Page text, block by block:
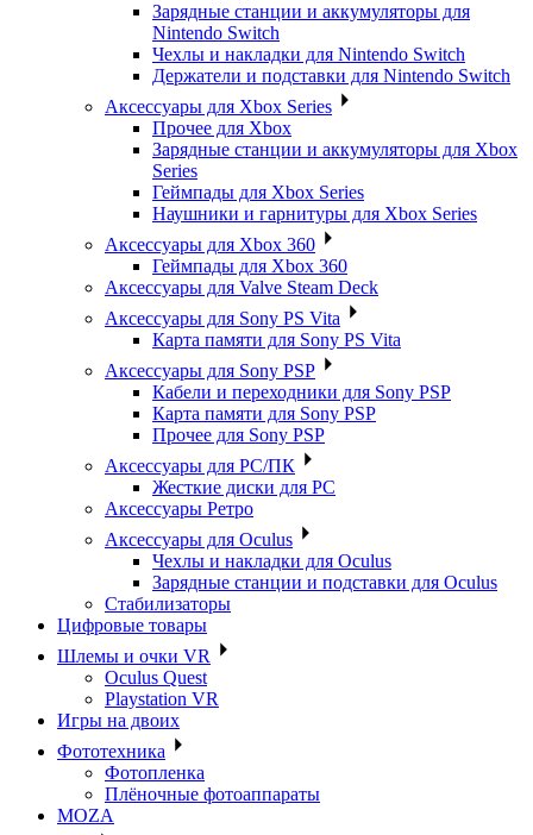
Зарядные станции и аккумуляторы для
Nintendo Switch
Чехлы и накладки для Nintendo Switch
Держатели и подставки для Nintendo Switch
Аксессуары для Xbox Series
Прочее для Xbox
Зарядные станции и аккумуляторы для Xbox
Series
Геймпады для Xbox Series
Наушники и гарнитуры для Xbox Series
Аксессуары для Xbox 360
Геймпады для Xbox 360
Аксессуары для Valve Steam Deck
Аксессуары для Sony PS Vita
Карта памяти для Sony PS Vita
Аксессуары для Sony PSP
Кабели и переходники для Sony PSP
Карта памяти для Sony PSP
Прочее для Sony PSP
Аксессуары для PC/ПК
Жесткие диски для PC
Аксессуары Ретро
Аксессуары для Oculus
Чехлы и накладки для Oculus
Зарядные станции и подставки для Oculus
Стабилизаторы
Цифровые товары
Шлемы и очки VR
Oculus Quest
Playstation VR
Игры на двоих
Фототехника
Фотопленка
Плёночные фотоаппараты
MOZA